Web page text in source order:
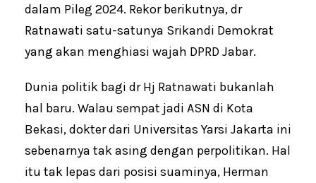
dalam Pileg 2024. Rekor berikutnya, dr
Ratnawati satu-satunya Srikandi Demokrat
yang akan menghiasi wajah DPRD Jabar.
Dunia politik bagi dr Hj Ratnawati bukanlah
hal baru. Walau sempat jadi ASN di Kota
Bekasi, dokter dari Universitas Yarsi Jakarta ini
sebenarnya tak asing dengan perpolitikan. Hal
itu tak lepas dari posisi suaminya, Herman